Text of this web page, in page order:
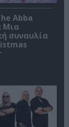
Abba
Μια
συναυλία